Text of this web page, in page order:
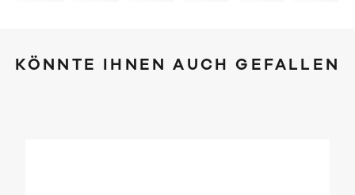
KÖNNTE IHNEN AUCH GEFALLEN